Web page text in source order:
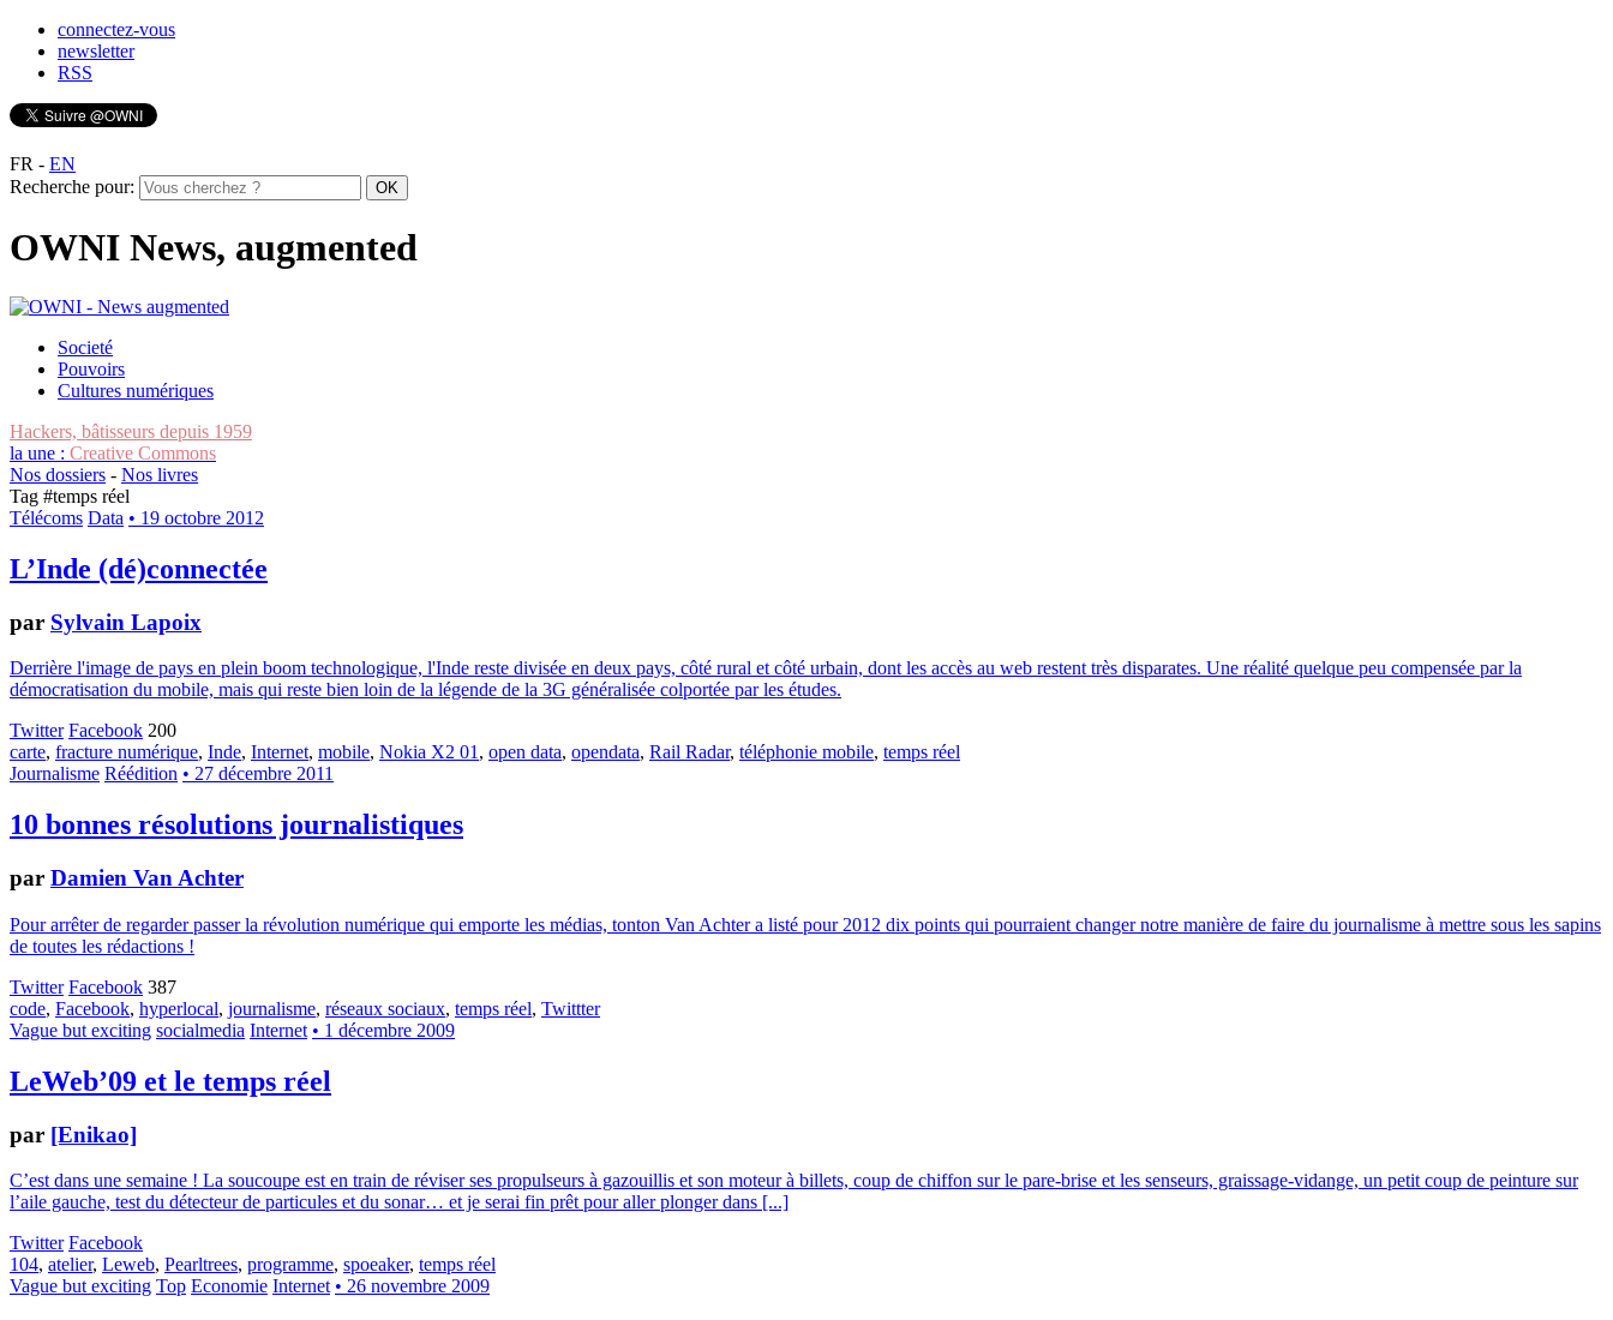
connectez-vous
newsletter
RSS
FR - EN
Recherche pour:
OWNI News, augmented
Societé
Pouvoirs
Cultures numériques
Hackers, bâtisseurs depuis 1959
la une : Creative Commons
Nos dossiers - Nos livres
Tag #temps réel
Télécoms Data • 19 octobre 2012
L’Inde (dé)connectée
par Sylvain Lapoix
Derrière l'image de pays en plein boom technologique, l'Inde reste divisée en deux pays, côté rural et côté urbain, dont les accès au web restent très disparates. Une réalité quelque peu compensée par la
démocratisation du mobile, mais qui reste bien loin de la légende de la 3G généralisée colportée par les études.
Twitter Facebook 200
carte, fracture numérique, Inde, Internet, mobile, Nokia X2 01, open data, opendata, Rail Radar, téléphonie mobile, temps réel
Journalisme Réédition • 27 décembre 2011
10 bonnes résolutions journalistiques
par Damien Van Achter
Pour arrêter de regarder passer la révolution numérique qui emporte les médias, tonton Van Achter a listé pour 2012 dix points qui pourraient changer notre manière de faire du journalisme à mettre sous les sapins
de toutes les rédactions !
Twitter Facebook 387
code, Facebook, hyperlocal, journalisme, réseaux sociaux, temps réel, Twittter
Vague but exciting socialmedia Internet • 1 décembre 2009
LeWeb’09 et le temps réel
par [Enikao]
C’est dans une semaine ! La soucoupe est en train de réviser ses propulseurs à gazouillis et son moteur à billets, coup de chiffon sur le pare-brise et les senseurs, graissage-vidange, un petit coup de peinture sur
l’aile gauche, test du détecteur de particules et du sonar… et je serai fin prêt pour aller plonger dans [...]
Twitter Facebook
104, atelier, Leweb, Pearltrees, programme, spoeaker, temps réel
Vague but exciting Top Economie Internet • 26 novembre 2009